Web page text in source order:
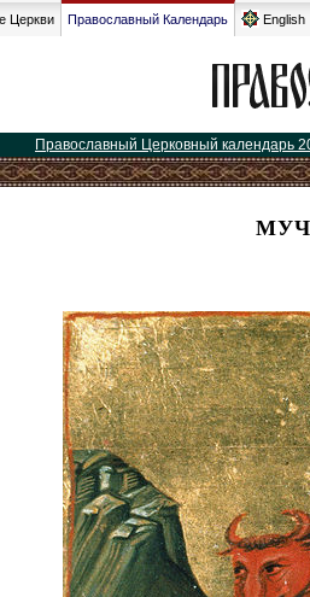
Церкви Православный Календарь English
Православный Церковный календарь